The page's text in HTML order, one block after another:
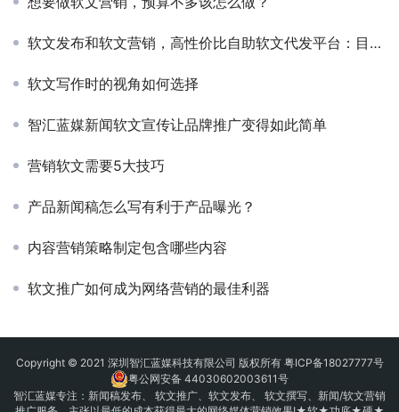
软文发布和软文营销，高性价比自助软文代发平台：目露软文超市
软文写作时的视角如何选择
智汇蓝媒新闻软文宣传让品牌推广变得如此简单
营销软文需要5大技巧
产品新闻稿怎么写有利于产品曝光？
内容营销策略制定包含哪些内容
软文推广如何成为网络营销的最佳利器
Copyright © 2021 深圳智汇蓝媒科技有限公司 版权所有 粤ICP备18027777号
粤公网安备 44030602003611号
智汇蓝媒专注： 新闻稿发布、 软文推广、 软文发布、 软文撰写、新闻/软文营销